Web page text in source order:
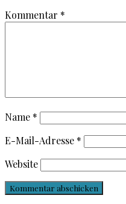
Kommentar *
Name *
E-Mail-Adresse *
Website